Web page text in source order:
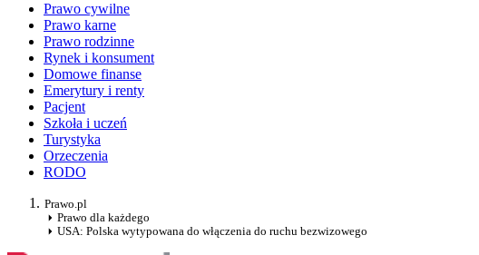
Prawo cywilne
Prawo karne
Prawo rodzinne
Rynek i konsument
Domowe finanse
Emerytury i renty
Pacjent
Szkoła i uczeń
Turystyka
Orzeczenia
RODO
Prawo.pl
Prawo dla każdego
USA: Polska wytypowana do włączenia do ruchu bezwizowego